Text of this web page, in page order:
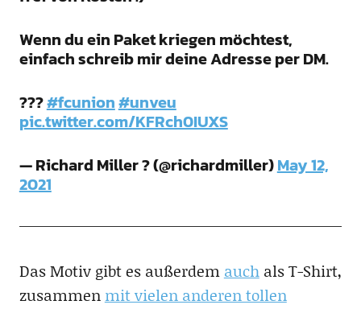
Wenn du ein Paket kriegen möchtest,
einfach schreib mir deine Adresse per DM.
???#fcunion#unveu
pic.twitter.com/KFRch0IUXS
— Richard Miller ? (@richardmiller)May 12,
2021
Das Motiv gibt es außerdem auchals T-Shirt,
zusammen mit vielen anderen tollen